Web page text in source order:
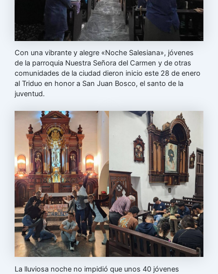
Con una vibrante y alegre «Noche Salesiana», jóvenes
de la parroquia Nuestra Señora del Carmen y de otras
comunidades de la ciudad dieron inicio este 28 de enero
al Triduo en honor a San Juan Bosco, el santo de la
juventud.
La lluviosa noche no impidió que unos 40 jóvenes